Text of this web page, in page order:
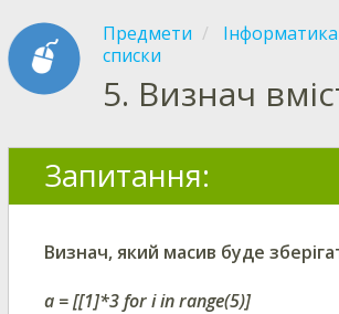
Предмети Інформатика
списки
5. Визнач
Запитання:
Визнач, який масив буде
a = [[1]*3 for i in range(5)]